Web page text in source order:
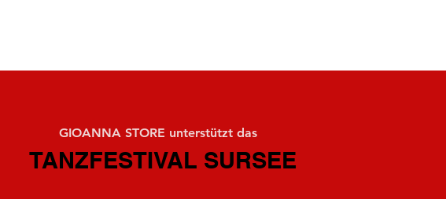
GIOANNA STORE unterstützt das
TANZFESTIVAL SURSEE
TANZFESTIVAL SURSEE